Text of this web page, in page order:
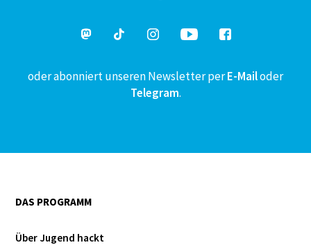
oder abonniert unseren Newsletter perE-Mailoder
Telegram.
DAS PROGRAMM
Über Jugend hackt